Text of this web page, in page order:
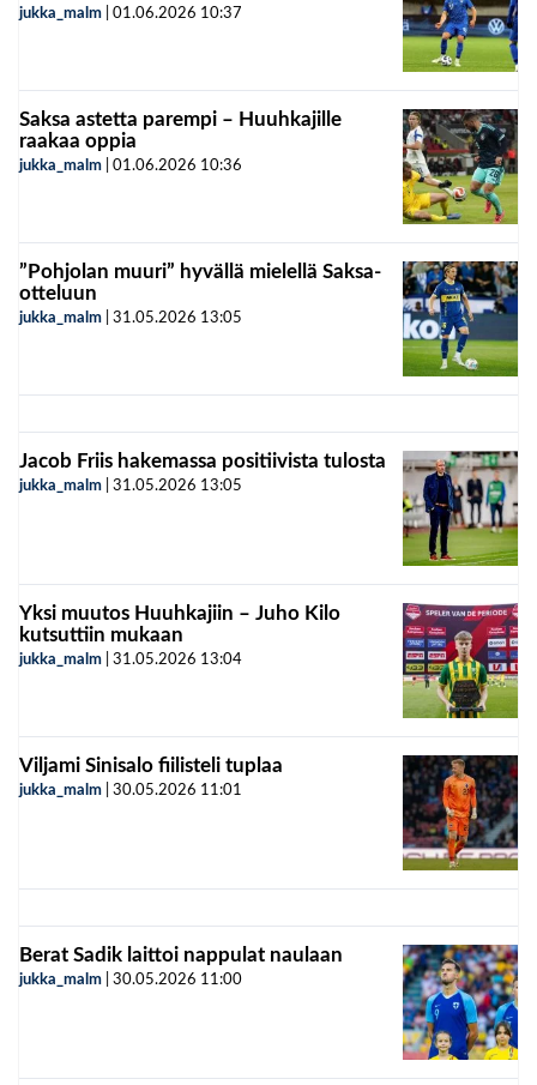
jukka_malm 01.06.2026 10:37
Saksa astetta parempi – Huuhkajille
raakaa oppia
jukka_malm 01.06.2026 10:36
”Pohjolan muuri” hyvällä mielellä Saksa-
otteluun
jukka_malm 31.05.2026 13:05
Jacob Friis hakemassa positiivista tulosta
jukka_malm 31.05.2026 13:05
Yksi muutos Huuhkajiin – Juho Kilo
kutsuttiin mukaan
jukka_malm 31.05.2026 13:04
Viljami Sinisalo fiilisteli tuplaa
jukka_malm 30.05.2026 11:01
Berat Sadik laittoi nappulat naulaan
jukka_malm 30.05.2026 11:00